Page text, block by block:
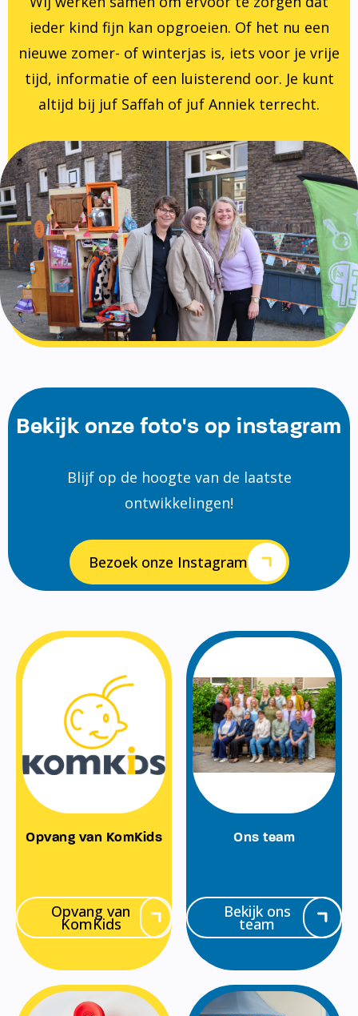
ieder kind fijn kan opgroeien. Of het nu een
nieuwe zomer- of winterjas is, iets voor je vrije
tijd, informatie of een luisterend oor. Je kunt
altijd bij juf Saffah of juf Anniek terrecht.
Bekijk onze foto's op instagram
Blijf op de hoogte van de laatste
ontwikkelingen!
Bezoek onze Instagram
Opvang van KomKids
Opvang van
KomKids
Ons team
Bekijk ons
team